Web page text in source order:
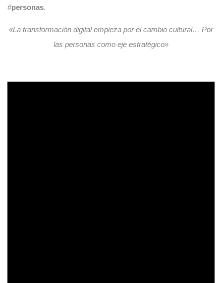
#personas.
«La transformación digital empieza por el cambio cultural… Por
las personas como eje estratégico»